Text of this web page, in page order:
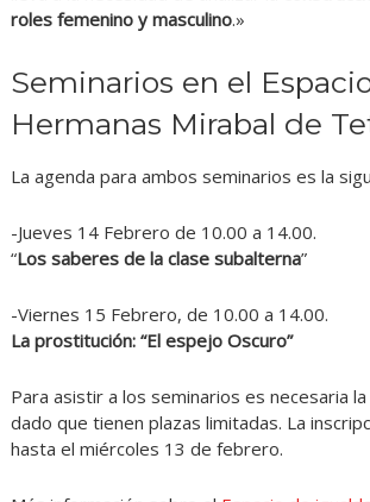
roles femenino y masculino.»
Seminarios en el
Hermanas Mirabal de
La agenda para ambos seminarios es la
-Jueves 14 Febrero de 10.00 a 14.00.
“Los saberes de la clase subalterna”
-Viernes 15 Febrero, de 10.00 a 14.00.
La prostitución: “El espejo Oscuro”
Para asistir a los seminarios es necesaria
dado que tienen plazas limitadas. La
hasta el miércoles 13 de febrero.